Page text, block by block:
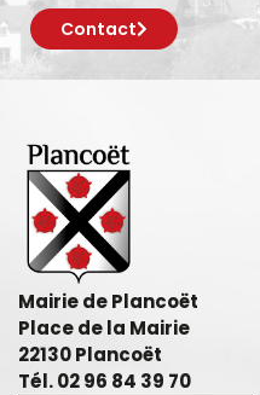
Contact
Mairie de Plancoët
Place de la Mairie
22130 Plancoët
Tél. 02 96 84 39 70